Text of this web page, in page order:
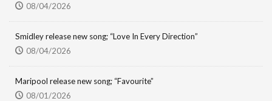
08/04/2026
Smidley release new song; “Love In Every Direction”
08/04/2026
Maripool release new song; “Favourite”
08/01/2026